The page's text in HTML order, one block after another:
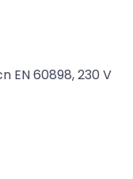
EN 60898, 230 V